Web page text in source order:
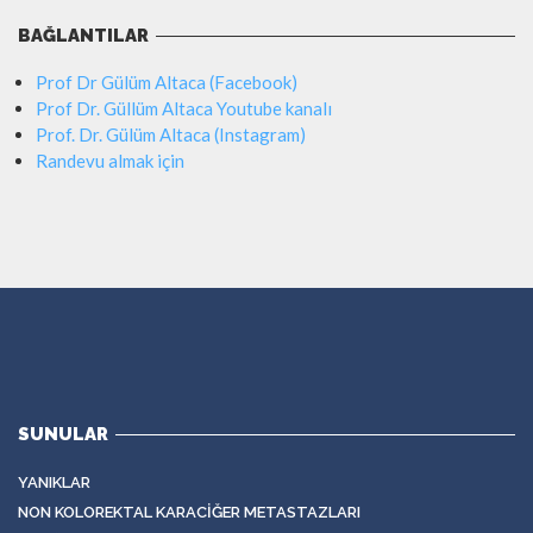
BAĞLANTILAR
Prof Dr Gülüm Altaca (Facebook)
Prof Dr. Güllüm Altaca Youtube kanalı
Prof. Dr. Gülüm Altaca (Instagram)
Randevu almak için
SUNULAR
YANIKLAR
NON KOLOREKTAL KARACIĞER METASTAZLARI